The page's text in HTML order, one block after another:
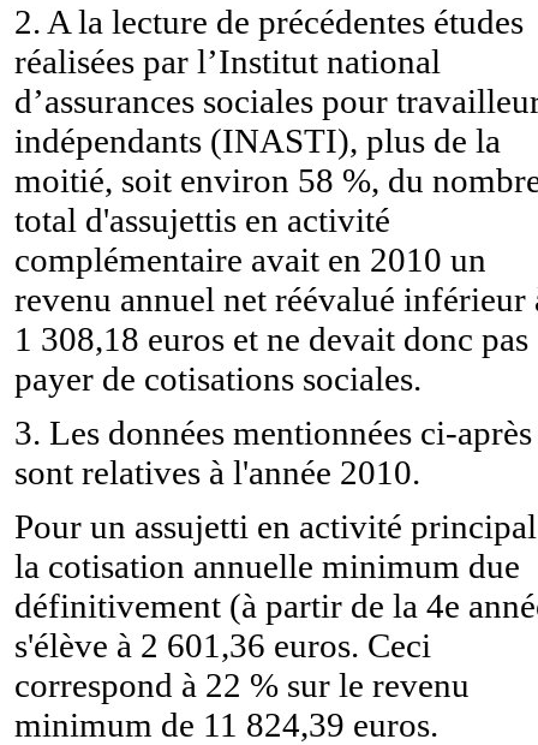
2. A la lecture de précédentes études
réalisées par l’Institut national
d’assurances sociales pour
indépendants (INASTI), plus de la
moitié, soit environ 58 %, du
total d'assujettis en activité
complémentaire avait en 2010 un
revenu annuel net réévalué inférieur
1 308,18 euros et ne devait donc pas
payer de cotisations sociales.
3. Les données mentionnées ci-après
sont relatives à l'année 2010.
Pour un assujetti en activité
la cotisation annuelle minimum due
définitivement (à partir de la 4e
s'élève à 2 601,36 euros. Ceci
correspond à 22 % sur le revenu
minimum de 11 824,39 euros.